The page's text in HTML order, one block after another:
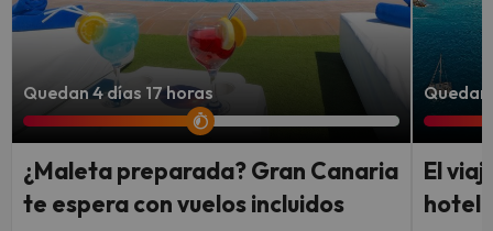
Quedan 4 días 17 horas
¿Maleta preparada? Gran Canaria
te espera con vuelos incluidos
Quedan
El
hotel